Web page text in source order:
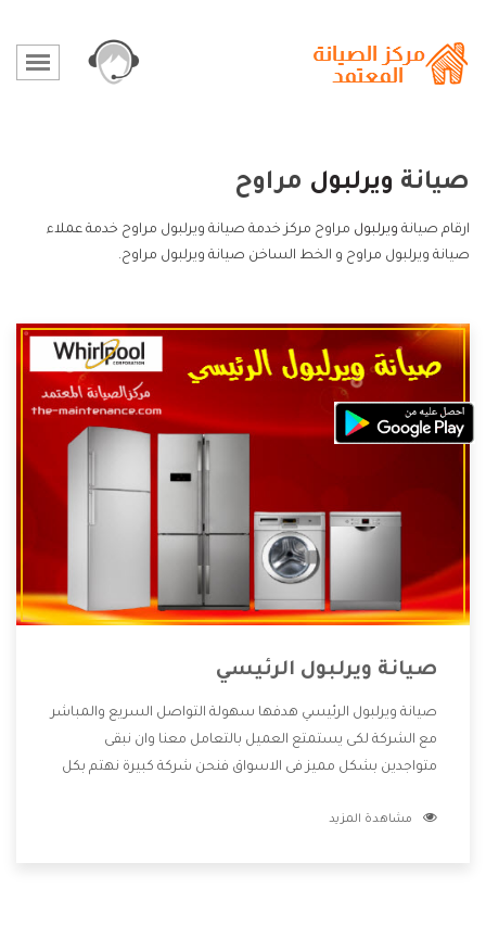
صيانة ويرلبول مراوح
ارقام صيانة ويرلبول مراوح مركز خدمة صيانة ويرلبول مراوح خدمة عملاء
صيانة ويرلبول مراوح و الخط الساخن صيانة ويرلبول مراوح.
صيانة ويرلبول الرئيسي
صيانة ويرلبول الرئيسي هدفها سهولة التواصل السريع والمباشر
مع الشركة لكى يستمتع العميل بالتعامل معنا وان نبقى
متواجدين بشكل مميز فى الاسواق فنحن شركة كبيرة نهتم بكل
الشركة بها والتى تكون منها خدمة الصيانة التى تكون من أهم
مشاهدة المزيد